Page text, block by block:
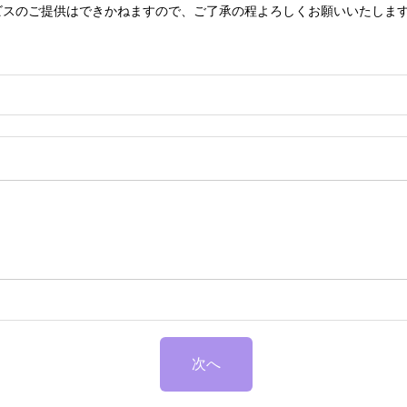
のご提供はできかねますので、ご了承の程よろしくお願いいたしま